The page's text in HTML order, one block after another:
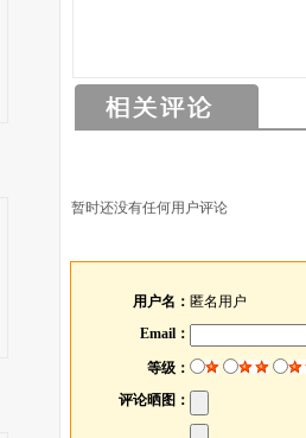
暂时还没有任何用户评论
用户名： 匿名用户
Email：
等级：
评论晒图：